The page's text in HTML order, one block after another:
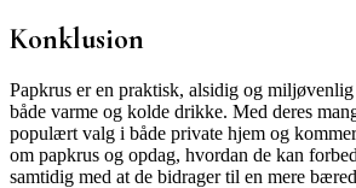
Konklusion
Papkrus er en praktisk, alsidig og
både varme og kolde drikke. Med deres
populært valg i både private hjem og
om papkrus og opdag, hvordan de kan
samtidig med at de bidrager til en mere